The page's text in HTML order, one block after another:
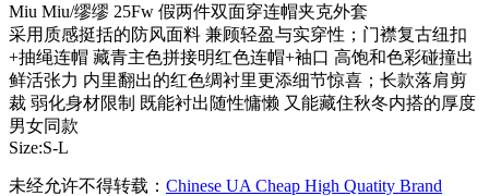
Miu Miu/缪缪 25Fw 假两件双面穿连帽夹克外套
采用质感挺括的防风面料 兼顾轻盈与实穿性；门襟复古纽扣
+抽绳连帽 藏青主色拼接明红色连帽+袖口 高饱和色彩碰撞出
鲜活张力 内里翻出的红色绸衬里更添细节惊喜；长款落肩剪
裁 弱化身材限制 既能衬出随性慵懒 又能藏住秋冬内搭的厚度
男女同款
Size:S-L
未经允许不得转载： Chinese UA Cheap High Quatity Brand